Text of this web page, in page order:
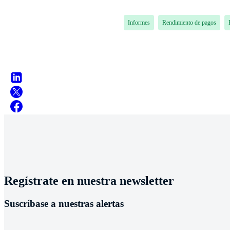
Informes Rendimiento de pagos
Regístrate en nuestra newsletter
Suscríbase a nuestras alertas